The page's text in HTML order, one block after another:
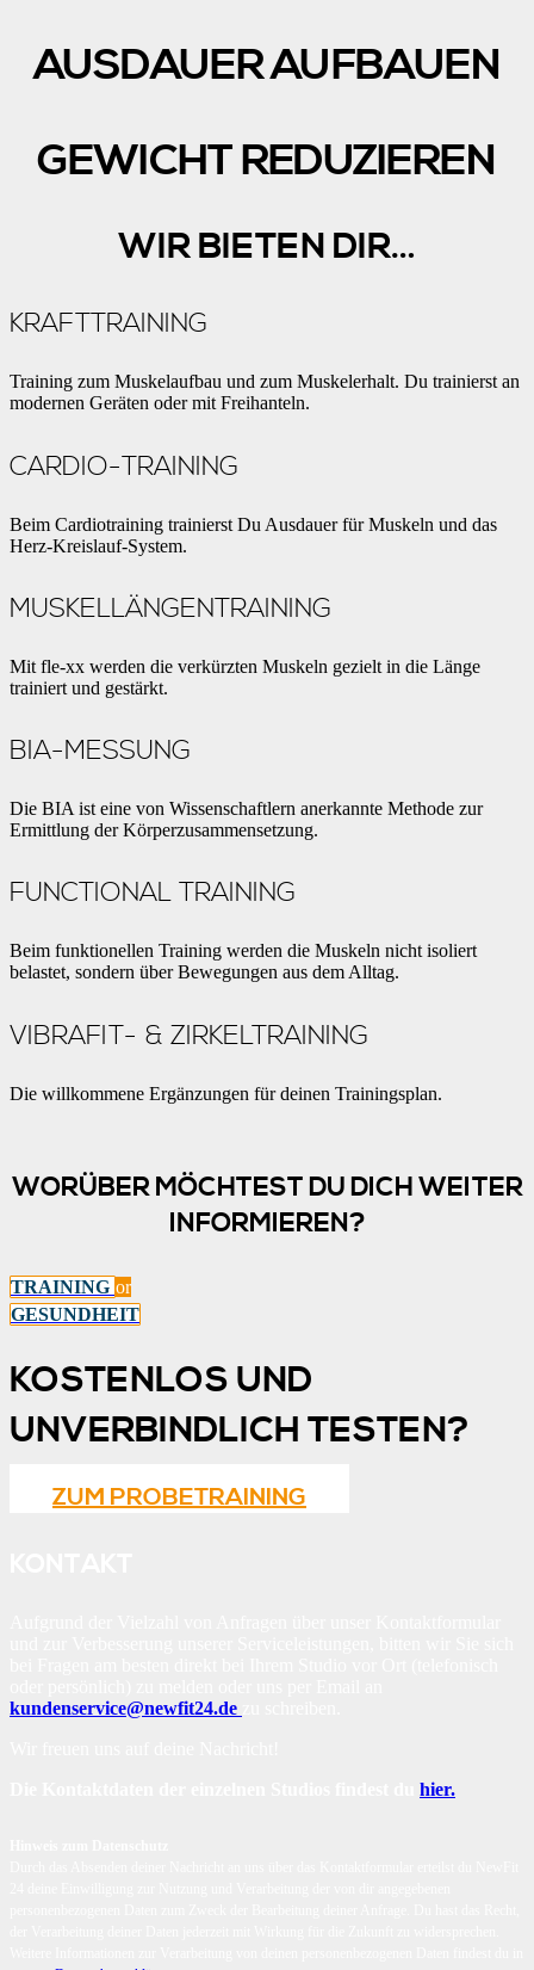
AUSDAUER AUFBAUEN
GEWICHT REDUZIEREN
WIR BIETEN DIR…
KRAFTTRAINING
Training zum Muskelaufbau und zum Muskelerhalt. Du trainierst an
modernen Geräten oder mit Freihanteln.
CARDIO-TRAINING
Beim Cardiotraining trainierst Du Ausdauer für Muskeln und das
Herz-Kreislauf-System.
MUSKELLÄNGENTRAINING
Mit fle-xx werden die verkürzten Muskeln gezielt in die Länge
trainiert und gestärkt.
BIA-MESSUNG
Die BIA ist eine von Wissenschaftlern anerkannte Methode zur
Ermittlung der Körperzusammensetzung.
FUNCTIONAL TRAINING
Beim funktionellen Training werden die Muskeln nicht isoliert
belastet, sondern über Bewegungen aus dem Alltag.
VIBRAFIT- & ZIRKELTRAINING
Die willkommene Ergänzungen für deinen Trainingsplan.
WORÜBER MÖCHTEST DU DICH WEITER
INFORMIEREN?
TRAINING or
GESUNDHEIT
KOSTENLOS UND
UNVERBINDLICH TESTEN?
ZUM PROBETRAINING
kundenservice@newfit24.de
hier.